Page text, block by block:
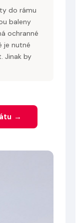
do rámu
baleny
ochranné
je nutné
Jinak by
→